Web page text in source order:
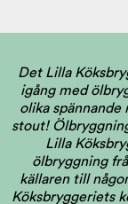
Det Lilla
igång med
olika
stout!
Lilla
ölbryggning
källaren till
Köksbryggeriets